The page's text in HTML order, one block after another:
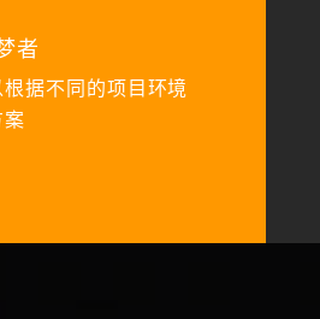
者
据不同的项目环境